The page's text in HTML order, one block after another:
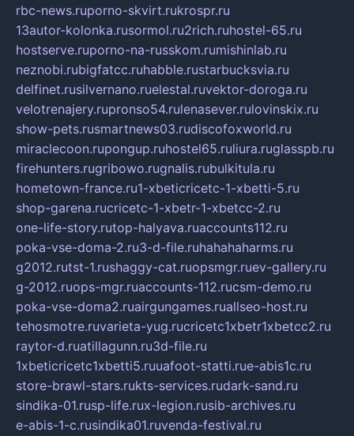
rbc-news.ruporno-skvirt.rukrospr.ru
13autor-kolonka.rusormol.ru2rich.ruhostel-65.ru
hostserve.ruporno-na-russkom.rumishinlab.ru
neznobi.rubigfatcc.ruhabble.rustarbucksvia.ru
delfinet.rusilvernano.ruelestal.ruvektor-doroga.ru
velotrenajery.rupronso54.rulenasever.rulovinskix.ru
show-pets.rusmartnews03.rudiscofoxworld.ru
miraclecoon.rupongup.ruhostel65.ruliura.ruglasspb.ru
firehunters.rugribowo.rugnalis.rubulkitula.ru
hometown-france.ru1-xbeticricetc-1-xbetti-5.ru
shop-garena.rucricetc-1-xbetr-1-xbetcc-2.ru
one-life-story.rutop-halyava.ruaccounts112.ru
poka-vse-doma-2.ru3-d-file.ruhahahaharms.ru
g2012.rutst-1.rushaggy-cat.ruopsmgr.ruev-gallery.ru
g-2012.ruops-mgr.ruaccounts-112.rucsm-demo.ru
poka-vse-doma2.ruairgungames.ruallseo-host.ru
tehosmotre.ruvarieta-yug.rucricetc1xbetr1xbetcc2.ru
raytor-d.ruatillagunn.ru3d-file.ru
1xbeticricetc1xbetti5.ruuafoot-statti.rue-abis1c.ru
store-brawl-stars.rukts-services.rudark-sand.ru
sindika-01.rusp-life.rux-legion.rusib-archives.ru
e-abis-1-c.rusindika01.ruvenda-festival.ru